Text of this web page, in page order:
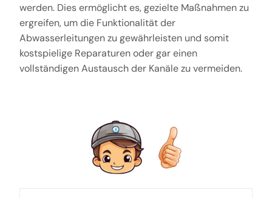
werden. Dies ermöglicht es, gezielte Maßnahmen zu
ergreifen, um die Funktionalität der
Abwasserleitungen zu gewährleisten und somit
kostspielige Reparaturen oder gar einen
vollständigen Austausch der Kanäle zu vermeiden.